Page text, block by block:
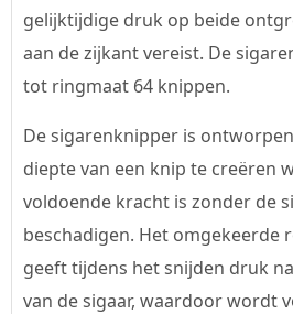
gelijktijdige druk op beide
aan de zijkant vereist. De
tot ringmaat 64 knippen.
De sigarenknipper is
diepte van een knip te creëren
voldoende kracht is zonder de
beschadigen. Het omgekeerde
geeft tijdens het snijden druk
van de sigaar, waardoor wordt